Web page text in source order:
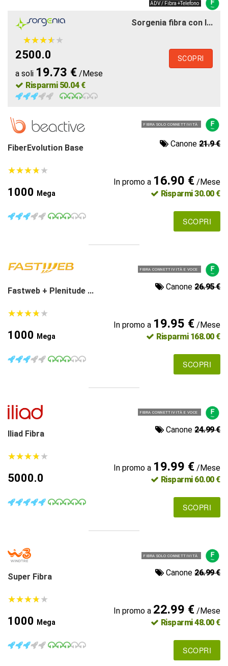
ADV / Fibra +Telefono
Sorgenia fibra con l...
★★★★★
★★★★★
2500.0
a soli 19.73 € /Mese
Risparmi 50.04 €
SCOPRI
FIBRA SOLO CONNETTIVITÀ
FiberEvolution Base Canone 21.9 €
★★★★★
★★★★★
1000 Mega
In promo a 16.90 €/Mese
Risparmi 30.00 €
SCOPRI
FIBRA CONNETTIVITÀ E VOCE
Fastweb + Plenitude ... Canone26.95 €
★★★★★
★★★★★
1000 Mega
In promo a 19.95 €/Mese
Risparmi 168.00 €
SCOPRI
FIBRA CONNETTIVITÀ E VOCE
Iliad Fibra Canone24.99 €
★★★★★
★★★★★
5000.0
In promo a 19.99 €/Mese
Risparmi 60.00 €
SCOPRI
FIBRA SOLO CONNETTIVITÀ
Super Fibra Canone26.99 €
★★★★★
★★★★★
1000 Mega
In promo a 22.99 €/Mese
Risparmi 48.00 €
SCOPRI